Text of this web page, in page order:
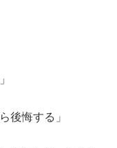
後悔する」